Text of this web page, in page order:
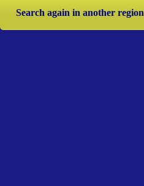
Search again in another region